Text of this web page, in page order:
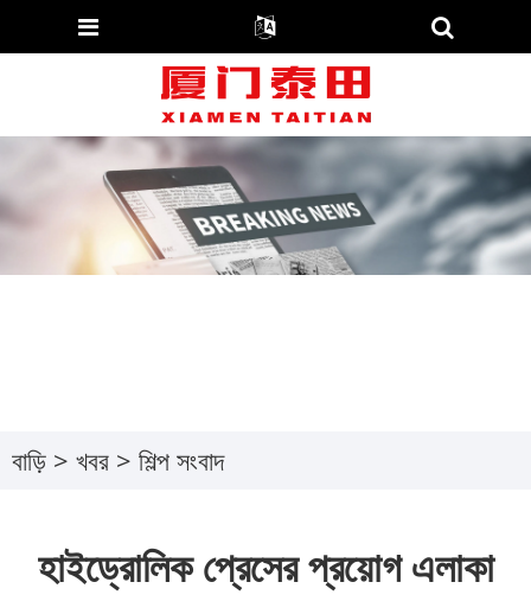
বাড়ি > খবর > শিল্প সংবাদ
হাইড্রোলিক প্রেসের প্রয়োগ এলাকা